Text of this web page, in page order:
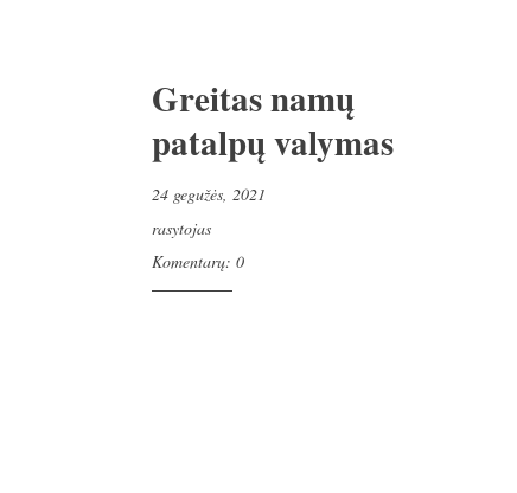
Greitas namų
patalpų valymas
24 gegužės, 2021
rasytojas
Komentarų: 0